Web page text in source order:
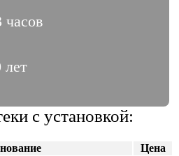
часов
с установкой:
Цена